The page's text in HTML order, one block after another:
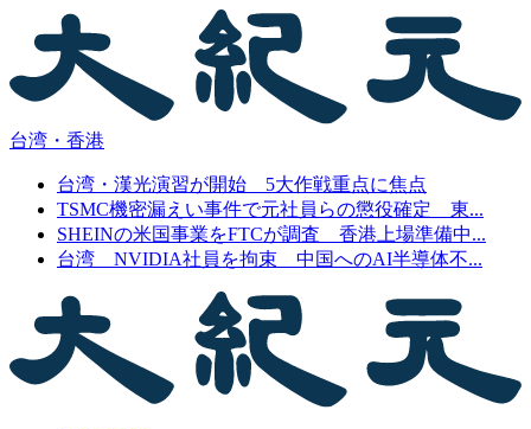
台湾・香港
台湾・漢光演習が開始 5大作戦重点に焦点
TSMC機密漏えい事件で元社員らの懲役確定 東...
SHEINの米国事業をFTCが調査 香港上場準備中...
台湾 NVIDIA社員を拘束 中国へのAI半導体不...